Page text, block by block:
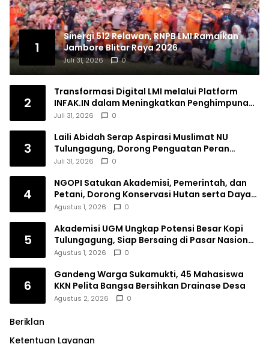
1
Sinergi 512 Relawan, RNPB LMI Ramaikan
Jambore Blitar Raya 2026
Juli 31, 2026 0
2
Transformasi Digital LMI melalui Platform
INFAK.IN dalam Meningkatkan Penghimpunan
Dana Filantropi Islam
Juli 31, 2026 0
3
Laili Abidah Serap Aspirasi Muslimat NU
Tulungagung, Dorong Penguatan Peran
Perempuan
Juli 31, 2026 0
4
NGOPI Satukan Akademisi, Pemerintah, dan
Petani, Dorong Konservasi Hutan serta Daya
Saing Kopi Tulungagung
Agustus 1, 2026 0
5
Akademisi UGM Ungkap Potensi Besar Kopi
Tulungagung, Siap Bersaing di Pasar Nasional
hingga Dunia
Agustus 1, 2026 0
6
Gandeng Warga Sukamukti, 45 Mahasiswa
KKN Pelita Bangsa Bersihkan Drainase Desa
Agustus 2, 2026 0
Beriklan
Ketentuan Layanan